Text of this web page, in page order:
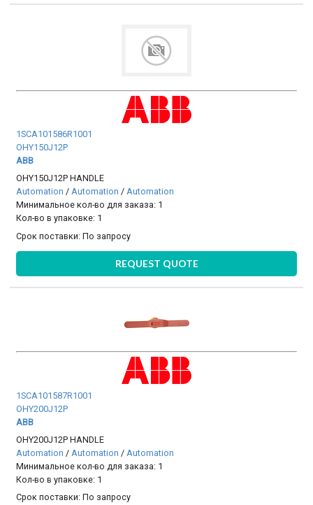
1SCA101586R1001
OHY150J12P
ABB
OHY150J12P HANDLE
Automation /Automation /Automation
Минимальное кол-во для заказа: 1
Кол-во в упаковке: 1
Срок поставки:По запросу
REQUEST QUOTE
1SCA101587R1001
OHY200J12P
ABB
OHY200J12P HANDLE
Automation / Automation / Automation
Минимальное кол-во для заказа: 1
Кол-во в упаковке: 1
Срок поставки:По запросу